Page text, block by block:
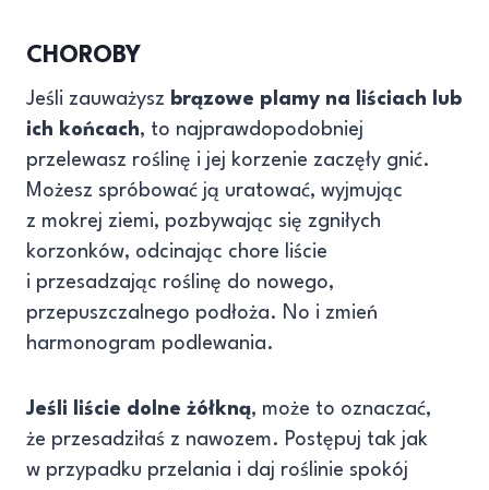
CHOROBY
Jeśli zauważysz brązowe plamy na liściach lub
ich końcach, to najprawdopodobniej
przelewasz roślinę i jej korzenie zaczęły gnić.
Możesz spróbować ją uratować, wyjmując
z mokrej ziemi, pozbywając się zgniłych
korzonków, odcinając chore liście
i przesadzając roślinę do nowego,
przepuszczalnego podłoża. No i zmień
harmonogram podlewania.
Jeśli liście dolne żółkną, może to oznaczać,
że przesadziłaś z nawozem. Postępuj tak jak
w przypadku przelania i daj roślinie spokój